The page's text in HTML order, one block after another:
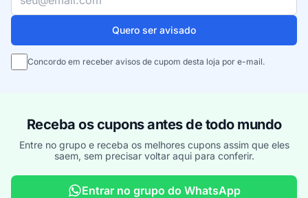
Quero ser avisado
Concordo em receber avisos de cupom desta loja por e-mail.
Receba os cupons antes de todo mundo
Entre no grupo e receba os melhores cupons assim que eles
saem, sem precisar voltar aqui para conferir.
Entrar no grupo do WhatsApp